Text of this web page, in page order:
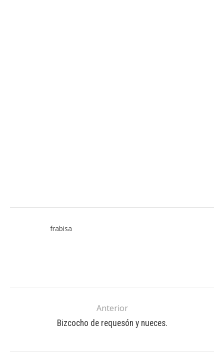
frabisa
Anterior
Bizcocho de requesón y nueces.